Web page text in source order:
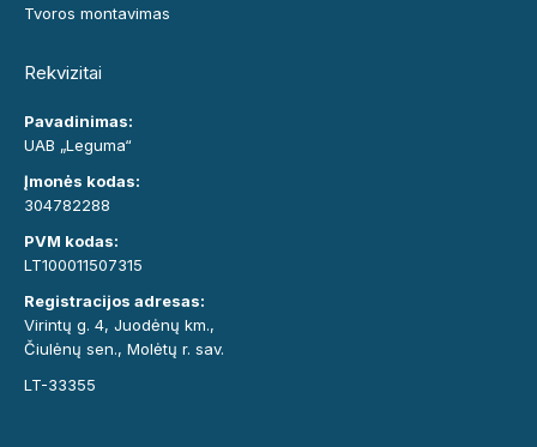
Tvoros montavimas
Rekvizitai
Pavadinimas:
UAB „Leguma“
Įmonės kodas:
304782288
PVM kodas:
LT100011507315
Registracijos adresas:
Virintų g. 4, Juodėnų km.,
Čiulėnų sen., Molėtų r. sav.
LT-33355